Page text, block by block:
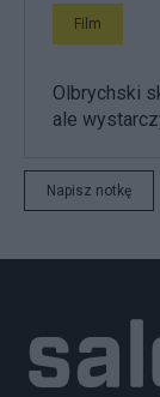
Film
Olbrychski
ale
Napisz notkę